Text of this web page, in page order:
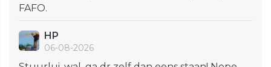
FAFO.
HP
06-08-2026